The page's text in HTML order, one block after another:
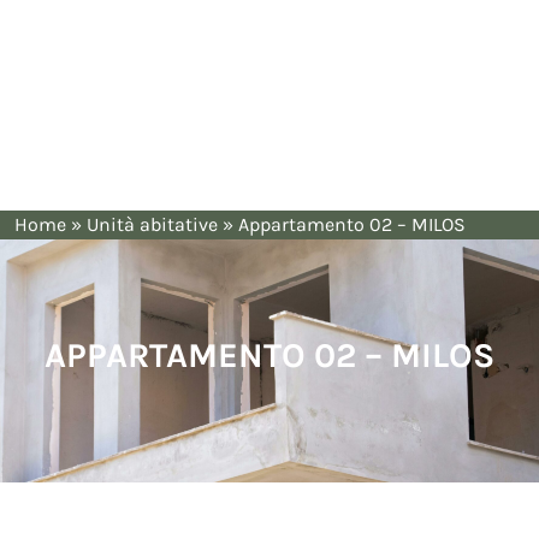
Home » Unità abitative » Appartamento 02 – MILOS
APPARTAMENTO 02 – MILOS